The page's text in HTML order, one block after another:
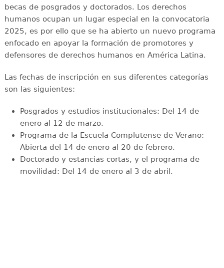
becas de posgrados y doctorados. Los derechos
humanos ocupan un lugar especial en la convocatoria
2025, es por ello que se ha abierto un nuevo programa
enfocado en apoyar la formación de promotores y
defensores de derechos humanos en América Latina.
Las fechas de inscripción en sus diferentes categorías
son las siguientes:
Posgrados y estudios institucionales: Del 14 de
enero al 12 de marzo.
Programa de la Escuela Complutense de Verano:
Abierta del 14 de enero al 20 de febrero.
Doctorado y estancias cortas, y el programa de
movilidad: Del 14 de enero al 3 de abril.